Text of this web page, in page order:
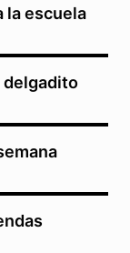
la escuela
delgadito